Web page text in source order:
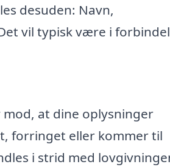
desuden: Navn,
vil typisk være i
at dine oplysninger
forringet eller kommer til
i strid med